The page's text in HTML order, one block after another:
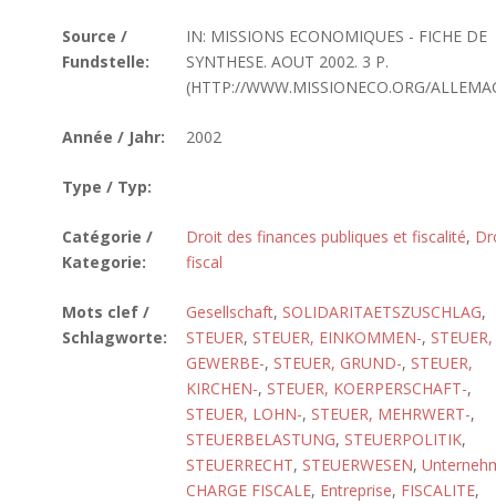
Source /
Fundstelle:
IN: MISSIONS ECONOMIQUES - FICHE DE
SYNTHESE. AOUT 2002. 3 P.
(HTTP://WWW.MISSIONECO.ORG/
Année / Jahr: 2002
Type / Typ:
Catégorie /
Kategorie:
Droit des finances publiques et fiscalité,
fiscal
Mots clef /
Schlagworte:
Gesellschaft, SOLIDARITAETSZUSCHLAG,
STEUER, STEUER, EINKOMMEN-, STEUER,
GEWERBE-, STEUER, GRUND-, STEUER,
KIRCHEN-, STEUER, KOERPERSCHAFT-,
STEUER, LOHN-, STEUER, MEHRWERT-,
STEUERBELASTUNG, STEUERPOLITIK,
STEUERRECHT, STEUERWESEN,
CHARGE FISCALE, Entreprise, FISCALITE,